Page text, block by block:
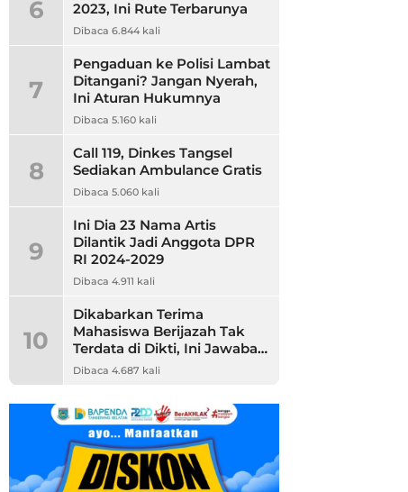
6
2023, Ini Rute Terbarunya
Dibaca 6.844 kali
7
Pengaduan ke Polisi Lambat
Ditangani? Jangan Nyerah,
Ini Aturan Hukumnya
Dibaca 5.160 kali
8
Call 119, Dinkes Tangsel
Sediakan Ambulance Gratis
Dibaca 5.060 kali
9
Ini Dia 23 Nama Artis
Dilantik Jadi Anggota DPR
RI 2024-2029
Dibaca 4.911 kali
10
Dikabarkan Terima
Mahasiswa Berijazah Tak
Terdata di Dikti, Ini Jawaban
Unpam
Dibaca 4.687 kali